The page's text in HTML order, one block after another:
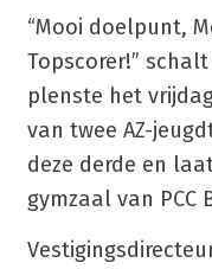
“Mooi doelpunt,
Topscorer!”
plenste het
van twee AZ-
deze derde en
gymzaal van PCC